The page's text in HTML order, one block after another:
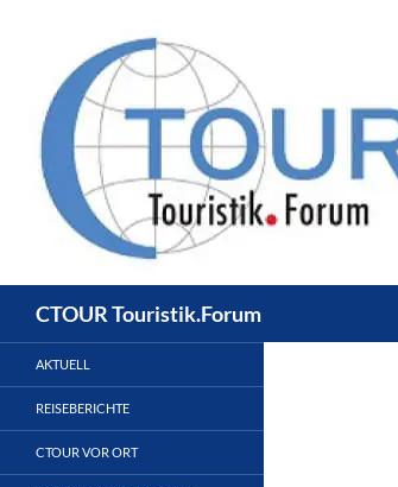
springen
CTOUR Touristik.Forum
AKTUELL
REISEBERICHTE
CTOUR VOR ORT